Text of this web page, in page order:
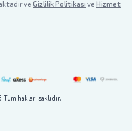
veGizlilik PolitikasıveHizmet
hakları saklıdır.